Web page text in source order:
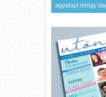
agyalapi mirigy